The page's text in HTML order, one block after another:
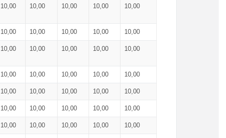
10,00 10,00 10,00 10,00 10,00
10,00 10,00 10,00 10,00 10,00
10,00 10,00 10,00 10,00 10,00
10,00 10,00 10,00 10,00 10,00
10,00 10,00 10,00 10,00 10,00
10,00 10,00 10,00 10,00 10,00
10,00 10,00 10,00 10,00 10,00